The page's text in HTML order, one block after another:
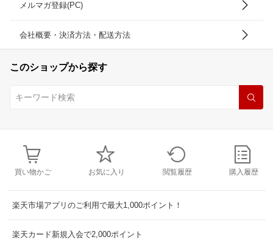
メルマガ登録(PC)
会社概要・決済方法・配送方法
このショップから探す
買い物かご お気に入り 閲覧履歴 購入履歴
楽天市場アプリのご利用で最大1,000ポイント！
楽天カード新規入会で2,000ポイント